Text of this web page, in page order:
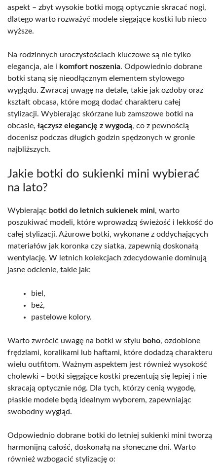
aspekt – zbyt wysokie botki mogą optycznie skracać nogi,
dlatego warto rozważyć modele sięgające kostki lub nieco
wyższe.
Na rodzinnych uroczystościach kluczowe są nie tylko
elegancja, ale i komfort noszenia. Odpowiednio dobrane
botki staną się nieodłącznym elementem stylowego
wyglądu. Zwracaj uwagę na detale, takie jak ozdoby oraz
kształt obcasa, które mogą dodać charakteru całej
stylizacji. Wybierając skórzane lub zamszowe botki na
obcasie, łączysz elegancję z wygodą, co z pewnością
docenisz podczas długich godzin spędzonych w gronie
najbliższych.
Jakie botki do sukienki mini wybierać
na lato?
Wybierając botki do letnich sukienek mini, warto
poszukiwać modeli, które wprowadzą świeżość i lekkość do
całej stylizacji. Ażurowe botki, wykonane z oddychających
materiałów jak koronka czy siatka, zapewnią doskonałą
wentylację. W letnich kolekcjach zdecydowanie dominują
jasne odcienie, takie jak:
biel,
beż,
pastelowe kolory.
Warto zwrócić uwagę na botki w stylu boho, ozdobione
frędzlami, koralikami lub haftami, które dodadzą charakteru
wielu outfitom. Ważnym aspektem jest również wysokość
cholewki – botki sięgające kostki prezentują się lepiej i nie
skracają optycznie nóg. Dla tych, którzy cenią wygodę,
płaskie modele będą idealnym wyborem, zapewniając
swobodny wygląd.
Odpowiednio dobrane botki do letniej sukienki mini tworzą
harmonijną całość, doskonałą na słoneczne dni. Warto
również wzbogacić stylizację o: